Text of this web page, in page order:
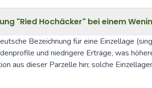
"Ried Hochäcker" bei einem
Bezeichnung für eine Einzellage
und niedrigere Erträge, was
aus dieser Parzelle hin; solche